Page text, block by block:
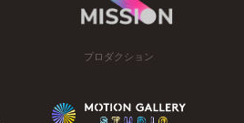
プロダクション